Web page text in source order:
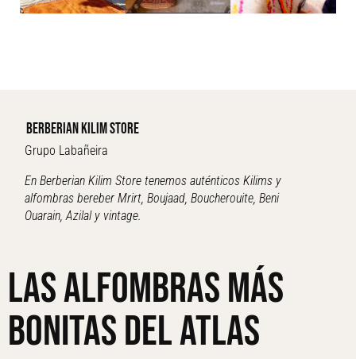
BERBERIAN KILIM STORE
Grupo Labañeira
En Berberian Kilim Store tenemos auténticos Kilims y
alfombras bereber Mrirt, Boujaad, Boucherouite, Beni
Ouarain, Azilal y vintage.
Las alfombras más
bonitas del Atlas